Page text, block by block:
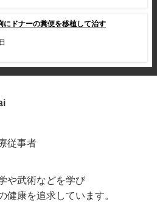
にドナーの糞便を移植して治す
従事者
や武術などを学び
健康を追求しています。